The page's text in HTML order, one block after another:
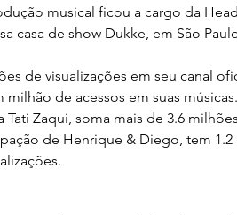
musical ficou a cargo da
casa de show Dukke, em São
de visualizações em seu canal
milhão de acessos em suas
Zaqui, soma mais de 3.6
de Henrique & Diego, tem 1.2